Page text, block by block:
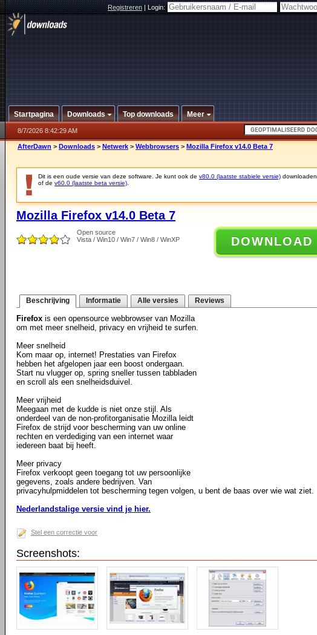
Registreren|Login:
Startpagina Downloads Top downloads Meer
8/7/2026 8:42:29 AM
AfterDawn > Downloads > Netwerk > Webbrowsers > Mozilla Firefox v14.0 Beta 7
Dit is een oude versie van deze software. Je kunt ook de v80.0 (laatste stabiele versie) downloaden.
of de v60.0 (laatste beta versie)
Mozilla Firefox v14.0 Beta 7
Open source
Vista / Win10 / Win7 / Win8 / WinXP
DOWNLOAD
Beschrijving Informatie Alle versies Reviews
Firefox is een opensource webbrowser van Mozilla
om met meer snelheid, privacy en vrijheid te surfen.
Meer snelheid
Kom maar op, internet! Prestaties van Firefox
hebben het afgelopen jaar een boost ondergaan.
Start nu vlugger op, spring sneller tussen tabbladen
en scroll als een snelheidsduivel.
Meer vrijheid
Meegaan met de kudde is niet onze stijl. Als
onderdeel van de non-profitorganisatie Mozilla leidt
Firefox de strijd voor bescherming van uw online
rechten en verdediging van een internet waar
iedereen baat bij heeft.
Meer privacy
Firefox verkoopt geen toegang tot uw persoonlijke
gegevens, zoals andere bedrijven. Van
privacyhulpmiddelen tot bescherming tegen volgen, u bent de baas over wie wat ziet.
Nederlandstalige versie vind je hier.
Stel een correctie voor
Screenshots: